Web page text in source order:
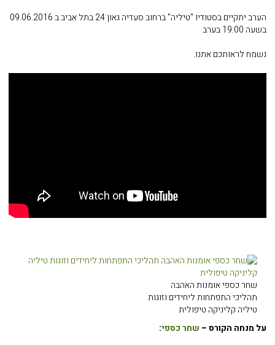
הערב יתקיים בסטודיו "טיליה" ברחוב סעדיה גאון 24 בתל אביב ב 09.06.2016
בשעה 19:00 בערב
נשמח לראותכם אתנו.
שחר כספי אומנות האהבה
תהליכי התפתחות ליחידים וזוגות
טיליה קליניקה טיפולית
על מנחה הקורס – שחר כספי: